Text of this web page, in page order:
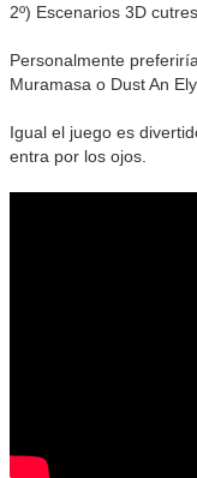
2º) Escenarios 3D
Personalmente
Muramasa o Dust An
Igual el juego es
entra por los ojos.